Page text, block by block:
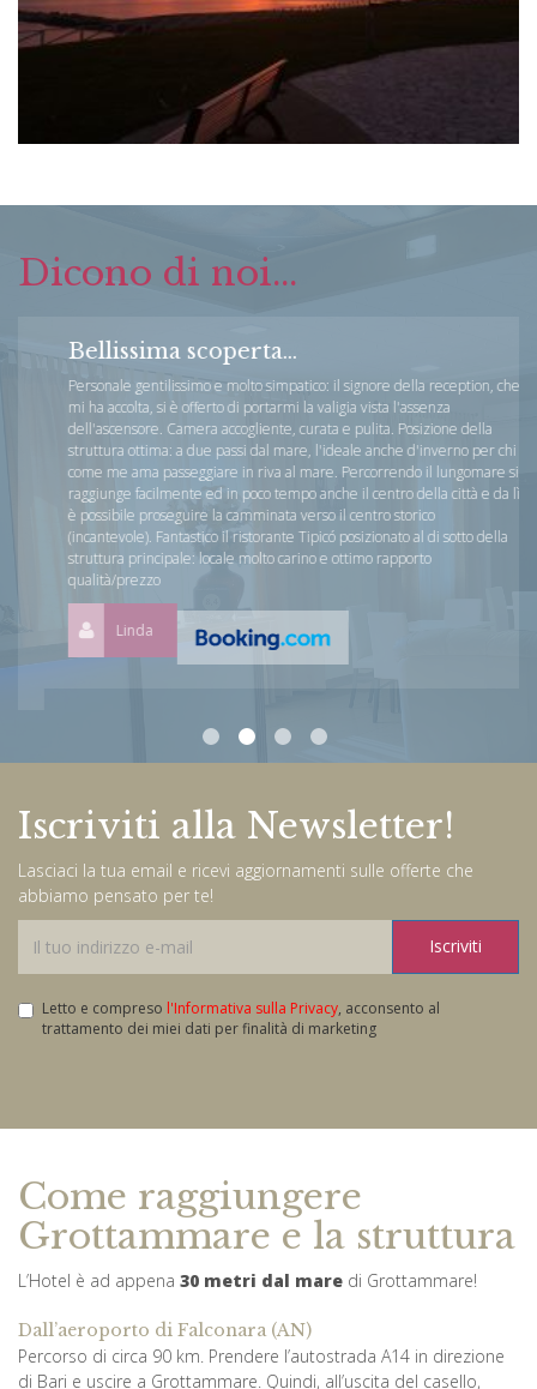
Dicono di noi...
Bellissima scoperta...
Personale gentilissimo e molto simpatico: il signore della reception, che
mi ha accolta, si è offerto di portarmi la valigia vista l'assenza
dell'ascensore. Camera accogliente, curata e pulita. Posizione della
struttura ottima: a due passi dal mare, l'ideale anche d'inverno per chi
come me ama passeggiare in riva al mare. Percorrendo il lungomare si
raggiunge facilmente ed in poco tempo anche il centro della città e da lì
è possibile proseguire la camminata verso il centro storico
(incantevole). Fantastico il ristorante Tipicó posizionato al di sotto della
struttura principale: locale molto carino e ottimo rapporto
qualità/prezzo
Linda
Iscriviti alla Newsletter!
Lasciaci la tua email e ricevi aggiornamenti sulle offerte che
abbiamo pensato per te!
Iscriviti
Letto e compreso l'Informativa sulla Privacy, acconsento al
trattamento dei miei dati per finalità di marketing
Come raggiungere
Grottammare e la struttura
L’Hotel è ad appena 30 metri dal mare di Grottammare!
Dall’aeroporto di Falconara (AN)
Percorso di circa 90 km. Prendere l’autostrada A14 in direzione
di Bari e uscire a Grottammare. Quindi, all’uscita del casello,